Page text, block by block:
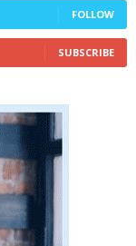
FOLLOW
SUBSCRIBE